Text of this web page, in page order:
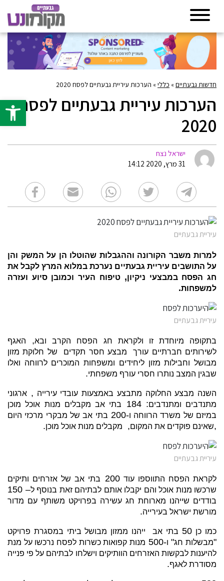
פתח
חדשות גבעתיים» כללי» הערכות עיריית גבעתיים לפסח 2020
הערכות עיריית גבעתיים לפסח
2020
ישראל נצח
31 מרץ, 2020 14:12
עיריית גבעתיים
למרות משבר הקורונה וההגבלות שהוטלו הן על המשק והן
על התושבים עיריית גבעתיים נערכת במלוא המרץ לקבל את
חג הפסח במבצעי ניקיון,טיפוח העיר וכמובן סיוע ועזרה
למשפחות.
עיריית גבעתיים
בתקופה מיוחדת זו ולקראת חג הפסח הקרב ובא,
האגף
לשירותים חברתיים עורך מבצע חסר תקדים של חלוקת מזון
מבושל וחבילות מזון ליחידים ומשפחות המוכרים לרווחה ואלו
שבגין המצב נותרו חסרי עורף משפחתי.
השנה מבצע החלוקה מתבצע באמצעות עובדי עירייה , ארגוני
מתנדבים ומתנדבים: 184
בתי אב מקבלים מנות אוכל מוכן
במיזם של משרד הרווחה ו-200 בתי אב של מבקרי מרכזי היום
,שאינם פוקדים את המקום, מקבלים מנות אוכל מוכן.
עיריית גבעתיים
לקראת הפסח התווספו עוד200 בתי אב של אזרחים ותיקים
שרכשו מנות אוכל והם יקבלו אותם לבתיהם זאת בנוסף ל– 150
בודדים שייהנו מארוחת חג עשירה בפרויקט משותף עם מדור
מורשת ישראל בעירייה.
כמו כן 50 בתי אב ייהנו ממזון מבושל ביתי במסגרת פרויקט
"מבשלות חג" ו-500
מנות קפואות כשרות לפסח נרכשו על מנת
להיענות לבקשות האזרחים הוותיקים וישלחו לבתיהם על פי פנייה
מסודרת לאגף.